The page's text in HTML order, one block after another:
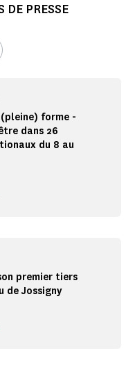
DE PRESSE
forme -
dans 26
du 8 au
premier tiers
de Jossigny